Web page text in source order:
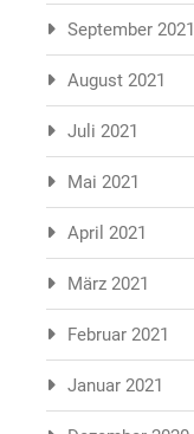
September 2021
August 2021
Juli 2021
Mai 2021
April 2021
März 2021
Februar 2021
Januar 2021